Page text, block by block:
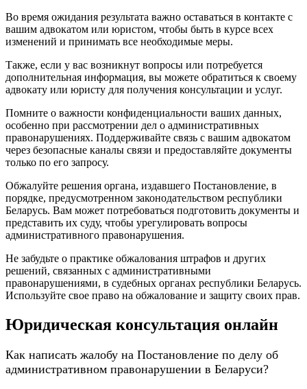
Во время ожидания результата важно оставаться в контакте с
вашим адвокатом или юристом, чтобы быть в курсе всех
изменений и принимать все необходимые меры.
Также, если у вас возникнут вопросы или потребуется
дополнительная информация, вы можете обратиться к своему
адвокату или юристу для получения консультации и услуг.
Помните о важности конфиденциальности ваших данных,
особенно при рассмотрении дел о административных
правонарушениях. Поддерживайте связь с вашим адвокатом
через безопасные каналы связи и предоставляйте документы
только по его запросу.
Обжалуйте решения органа, издавшего Постановление, в
порядке, предусмотренном законодательством республики
Беларусь. Вам может потребоваться подготовить документы и
представить их суду, чтобы урегулировать вопросы
административного правонарушения.
Не забудьте о практике обжалования штрафов и других
решений, связанных с административными
правонарушениями, в судебных органах республики Беларусь.
Используйте свое право на обжалование и защиту своих прав.
Юридическая консультация онлайн
Как написать жалобу на Постановление по делу об
административном правонарушении в Беларуси?